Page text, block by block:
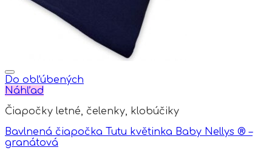
Do obľúbených
Náhľad
Čiapočky letné, čelenky, klobúčiky
Bavlnená čiapočka Tutu květinka Baby Nellys ® –
granátová